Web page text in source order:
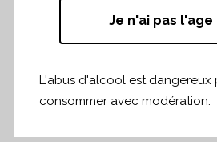
qu’on a envie de boire ! »
dégustation des primeurs
Pierre Vila Palleja nous
Je n'ai pas
L'abus d'alcool est dangereux
consommer avec modération.